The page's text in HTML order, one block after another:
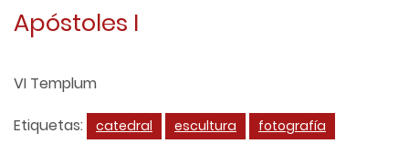
Apóstoles I
VI Templum
Etiquetas:
catedral escultura fotografía